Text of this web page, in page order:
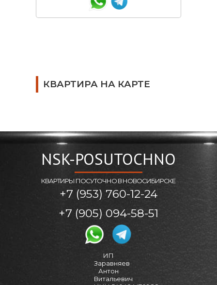
КВАРТИРА НА КАРТЕ
NSK-POSUTOCHNO
КВАРТИРЫ ПОСУТОЧНО В НОВОСИБИРСКЕ
+7 (953) 760-12-24
+7 (905) 094-58-51
ИП
Заравняев
Антон
Витальевич